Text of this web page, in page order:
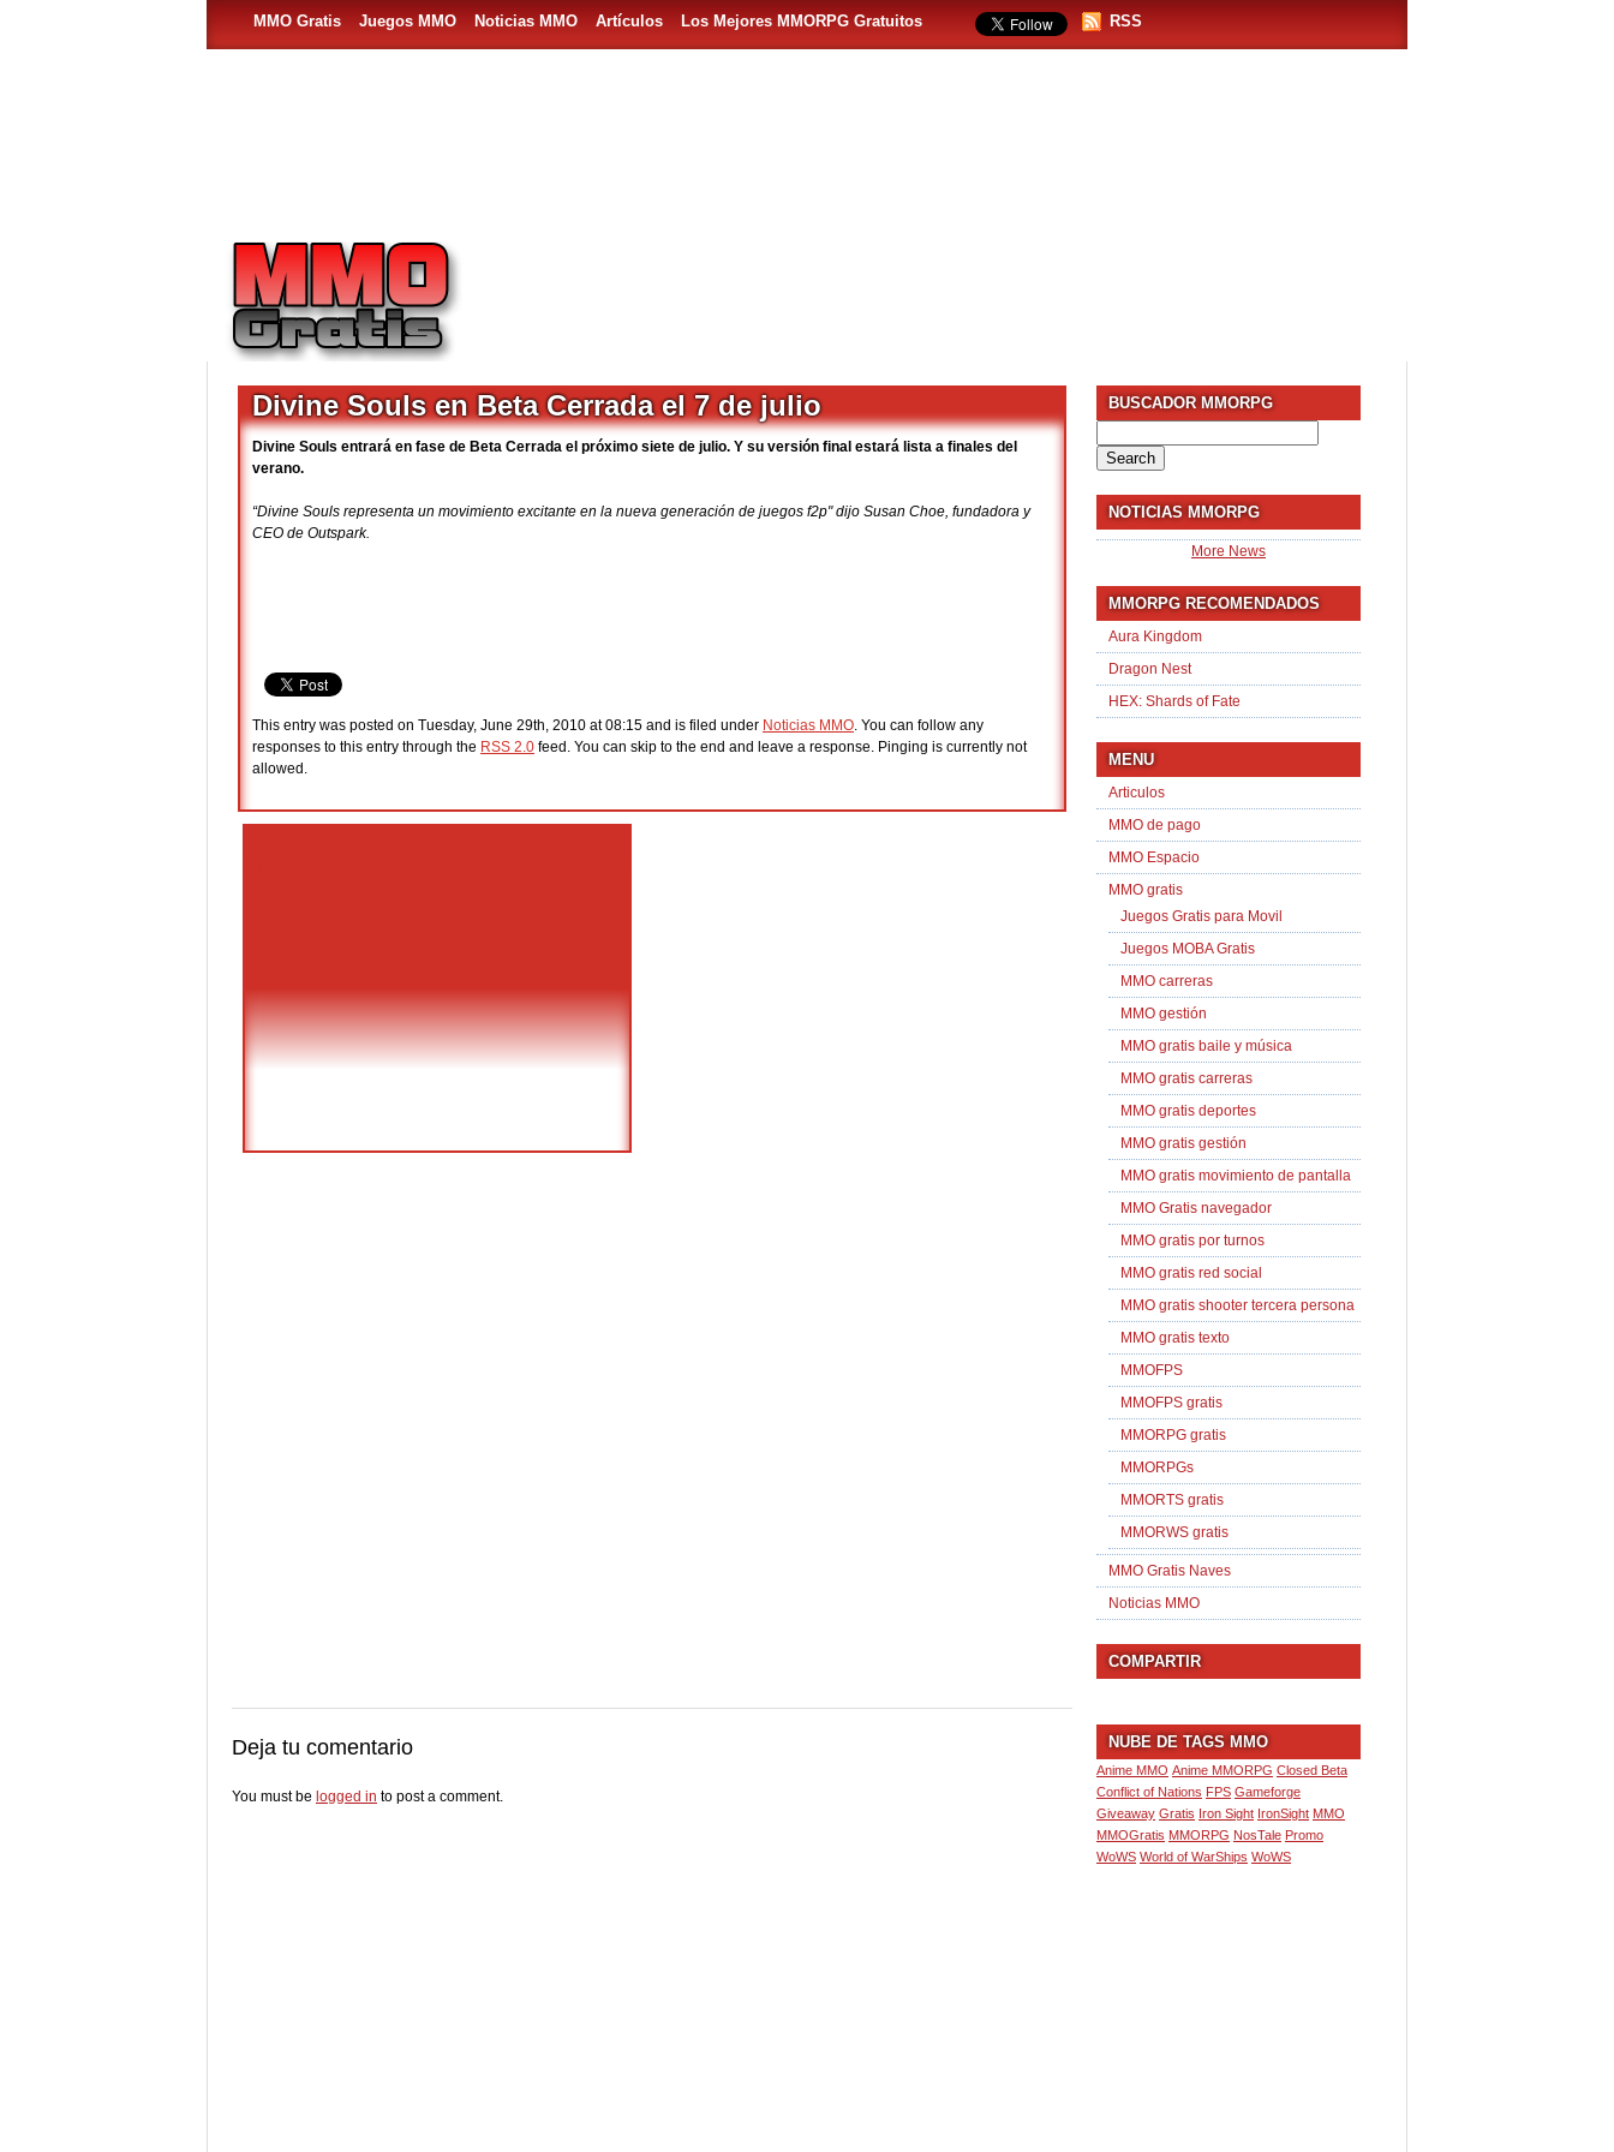
MMO Gratis Juegos MMO Noticias MMO Artículos Los Mejores MMORPG Gratuitos RSS
Divine Souls en Beta Cerrada el 7 de julio
Divine Souls entrará en fase de Beta Cerrada el próximo siete de julio. Y su versión final estará lista a finales del
verano.
“Divine Souls representa un movimiento excitante en la nueva generación de juegos f2p" dijo Susan Choe, fundadora y
CEO de Outspark.
This entry was posted on Tuesday, June 29th, 2010 at 08:15 and is filed under Noticias MMO. You can follow any
responses to this entry through the RSS 2.0 feed. You can skip to the end and leave a response. Pinging is currently not
allowed.
Deja tu comentario
You must be logged in to post a comment.
BUSCADOR MMORPG
for:
NOTICIAS MMORPG
More News
MMORPG RECOMENDADOS
Aura Kingdom
Dragon Nest
HEX: Shards of Fate
MENU
Articulos
MMO de pago
MMO Espacio
MMO gratis
Juegos Gratis para Movil
Juegos MOBA Gratis
MMO carreras
MMO gestión
MMO gratis baile y música
MMO gratis carreras
MMO gratis deportes
MMO gratis gestión
MMO gratis movimiento de pantalla
MMO Gratis navegador
MMO gratis por turnos
MMO gratis red social
MMO gratis shooter tercera persona
MMO gratis texto
MMOFPS
MMOFPS gratis
MMORPG gratis
MMORPGs
MMORTS gratis
MMORWS gratis
MMO Gratis Naves
Noticias MMO
COMPARTIR
NUBE DE TAGS MMO
Anime MMO Anime MMORPG Closed Beta
Conflict of Nations FPS Gameforge
Giveaway Gratis Iron Sight IronSight MMO
MMOGratis MMORPG NosTale Promo
WoWS World of WarShips WoWS